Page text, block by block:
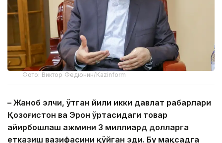
Фото: Виктор Федюнин/Kazinform
– Жаноб элчи, ўтган йили икки давлат раҳбарлари
Қозоғистон ва Эрон ўртасидаги товар
айирбошлаш ҳажмини 3 миллиард долларга
етказиш вазифасини қўйган эди. Бу мақсадга